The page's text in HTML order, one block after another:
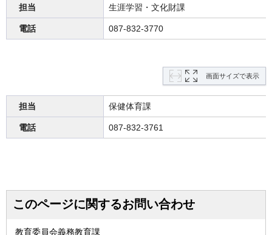
担当 生涯学習・文化財課
電話 087-832-3770
画面サイズで表示
担当 保健体育課
電話 087-832-3761
このページに関するお問い合わせ
教育委員会義務教育課